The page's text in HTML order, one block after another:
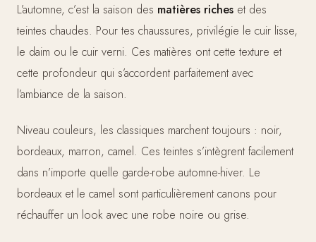
L’automne, c’est la saison des matières riches et des
teintes chaudes. Pour tes chaussures, privilégie le cuir lisse,
le daim ou le cuir verni. Ces matières ont cette texture et
cette profondeur qui s’accordent parfaitement avec
l’ambiance de la saison.
Niveau couleurs, les classiques marchent toujours : noir,
bordeaux, marron, camel. Ces teintes s’intègrent facilement
dans n’importe quelle garde-robe automne-hiver. Le
bordeaux et le camel sont particulièrement canons pour
réchauffer un look avec une robe noire ou grise.